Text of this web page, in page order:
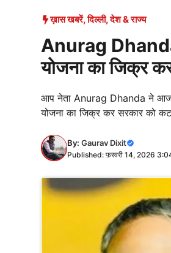
ख़ास खबरें,दिल्ली,देश & राज्य
Anurag Dhanda
योजना का जिक्र
आप नेता Anurag Dhanda ने आज
योजना का जिक्र कर सरकार को
By: Gaurav Dixit
Published: फ़रवरी 14, 2026 3:04